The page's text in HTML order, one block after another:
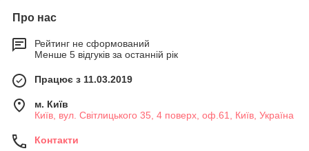
Про нас
Рейтинг не сформований
Менше 5 відгуків за останній рік
Працює з 11.03.2019
м. Київ
Київ, вул. Світлицького 35, 4 поверх, оф.61, Київ, Україна
Контакти